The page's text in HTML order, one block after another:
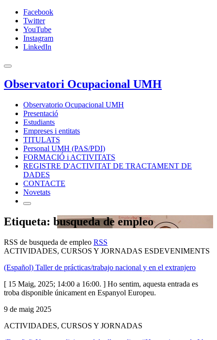
Facebook
Twitter
YouTube
Instagram
LinkedIn
Observatori Ocupacional UMH
Observatorio Ocupacional UMH
Presentació
Estudiants
Empreses i entitats
TITULATS
Personal UMH (PAS/PDI)
FORMACIÓ i ACTIVITATS
REGISTRE D'ACTIVITAT DE TRACTAMENT DE
DADES
CONTACTE
Novetats
Etiqueta: busqueda de empleo
RSS de busqueda de empleo RSS
ACTIVIDADES, CURSOS Y JORNADAS ESDEVENIMENTS
(Español) Taller de prácticas/trabajo nacional y en el extranjero
[ 15 Maig, 2025; 14:00 a 16:00. ] Ho sentim, aquesta entrada es
troba disponible únicament en Espanyol Europeu.
9 de maig 2025
ACTIVIDADES, CURSOS Y JORNADAS